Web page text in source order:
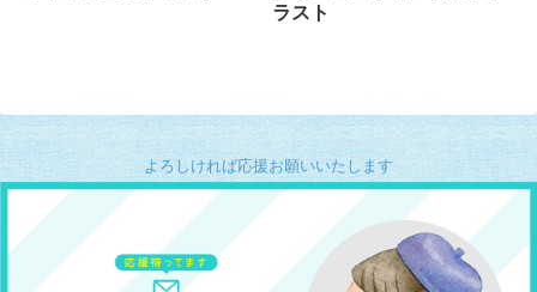
ラスト
よろしければ応援お願いいたします